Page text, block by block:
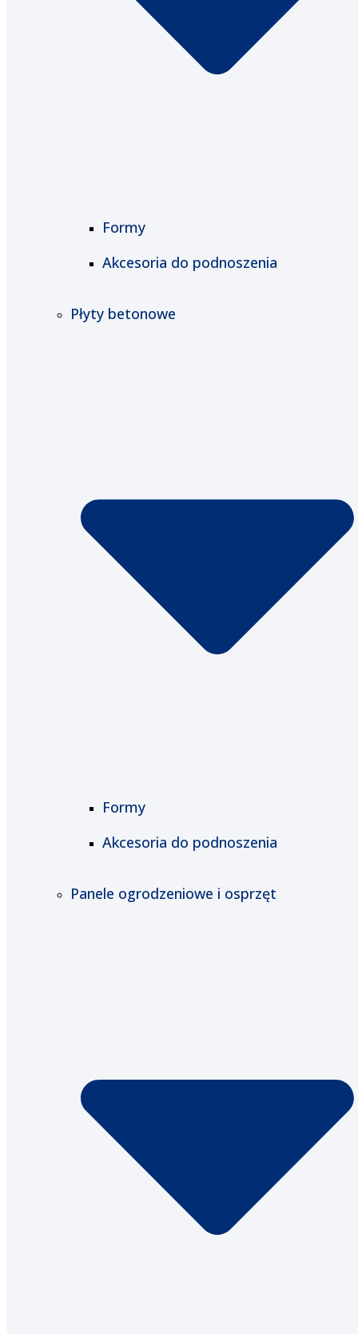
Formy
Akcesoria do podnoszenia
Płyty betonowe
Formy
Akcesoria do podnoszenia
Panele ogrodzeniowe i osprzęt